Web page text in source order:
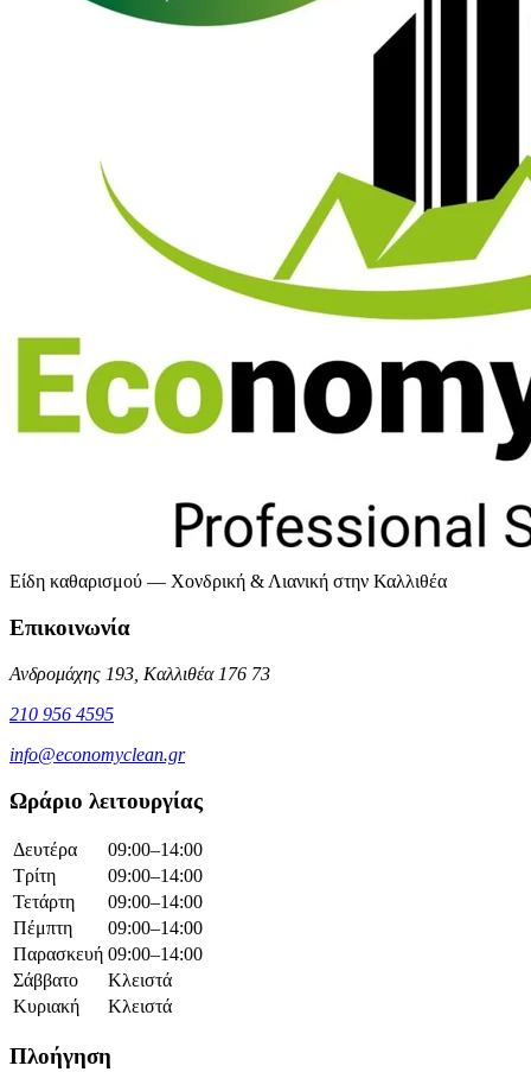
Είδη καθαρισμού — Χονδρική & Λιανική στην Καλλιθέα
Επικοινωνία
Ανδρομάχης 193, Καλλιθέα 176 73
210 956 4595
info@economyclean.gr
Ωράριο λειτουργίας
Δευτέρα
09:00–14:00
Τρίτη
09:00–14:00
Τετάρτη
09:00–14:00
Πέμπτη
09:00–14:00
Παρασκευή 09:00–14:00
Σάββατο
Κλειστά
Κυριακή
Κλειστά
Πλοήγηση